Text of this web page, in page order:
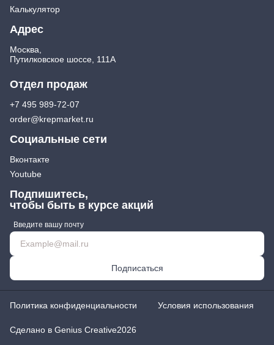
Калькулятор
Адрес
Москва,
Путилковское шоссе, 111А
Отдел продаж
+7 495 989-72-07
order@krepmarket.ru
Социальные сети
Вконтакте
Youtube
Подпишитесь,
чтобы быть в курсе акций
Введите вашу почту
Подписаться
Политика конфиденциальности Условия использования
Сделано в Genius Creative2026